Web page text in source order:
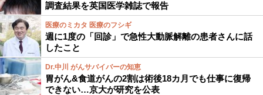
調査結果を英国医学雑誌で報告
医療のミカタ 医療のフシギ
週に1度の「回診」で急性大動脈解離の患者さんに話
したこと
Dr.中川 がんサバイバーの知恵
胃がん&食道がんの2割は術後18カ月でも仕事に復帰
できない…京大が研究を公表